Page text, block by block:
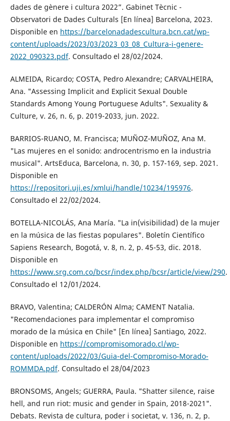
dades de gènere i cultura 2022”. Gabinet Tècnic -
Observatori de Dades Culturals [En línea] Barcelona, 2023.
Disponible en https://barcelonadadescultura.bcn.cat/wp-
content/uploads/2023/03/2023_03_08_Cultura-i-genere-
2022_090323.pdf. Consultado el 28/02/2024.
ALMEIDA, Ricardo; COSTA, Pedro Alexandre; CARVALHEIRA,
Ana. "Assessing Implicit and Explicit Sexual Double
Standards Among Young Portuguese Adults". Sexuality &
Culture, v. 26, n. 6, p. 2019-2033, jun. 2022.
BARRIOS-RUANO, M. Francisca; MUÑOZ-MUÑOZ, Ana M.
"Las mujeres en el sonido: androcentrismo en la industria
musical". ArtsEduca, Barcelona, n. 30, p. 157-169, sep. 2021.
Disponible en
https://repositori.uji.es/xmlui/handle/10234/195976.
Consultado el 22/02/2024.
BOTELLA-NICOLÁS, Ana María. "La in(visibilidad) de la mujer
en la música de las fiestas populares". Boletín Científico
Sapiens Research, Bogotá, v. 8, n. 2, p. 45-53, dic. 2018.
Disponible en
https://www.srg.com.co/bcsr/index.php/bcsr/article/view/290.
Consultado el 12/01/2024.
BRAVO, Valentina; CALDERÓN Alma; CAMENT Natalia.
"Recomendaciones para implementar el compromiso
morado de la música en Chile" [En línea] Santiago, 2022.
Disponible en https://compromisomorado.cl/wp-
content/uploads/2022/03/Guia-del-Compromiso-Morado-
ROMMDA.pdf. Consultado el 28/04/2023
BRONSOMS, Angels; GUERRA, Paula. "Shatter silence, raise
hell, and run riot: music and gender in Spain, 2018-2021".
Debats. Revista de cultura, poder i societat, v. 136, n. 2, p.